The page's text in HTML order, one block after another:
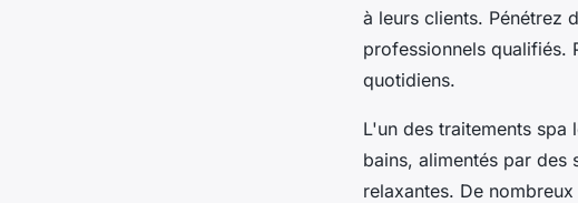
à leurs clients. Pénétrez
professionnels qualifiés.
quotidiens.
L'un des traitements spa
bains, alimentés par des
relaxantes. De